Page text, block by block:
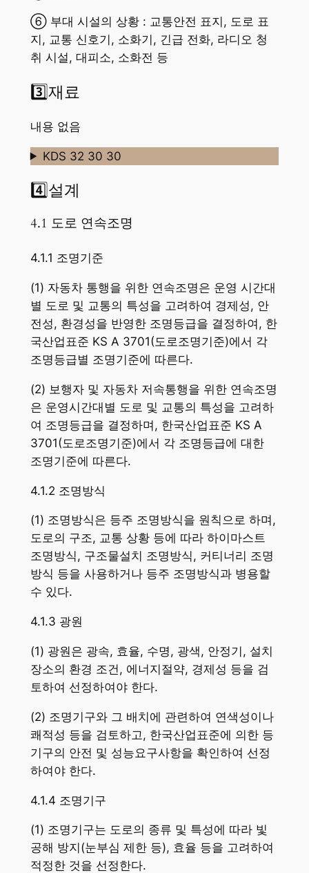
⑥ 부대 시설의 상황 : 교통안전 표지, 도로 표
지, 교통 신호기, 소화기, 긴급 전화, 라디오 청
취 시설, 대피소, 소화전 등
3️⃣재료
내용 없음
KDS 32 30 30
4️⃣설계
4.1 도로 연속조명
4.1.1 조명기준
(1) 자동차 통행을 위한 연속조명은 운영 시간대
별 도로 및 교통의 특성을 고려하여 경제성, 안
전성, 환경성을 반영한 조명등급을 결정하여, 한
국산업표준 KS A 3701(도로조명기준)에서 각
조명등급별 조명기준에 따른다.
(2) 보행자 및 자동차 저속통행을 위한 연속조명
은 운영시간대별 도로 및 교통의 특성을 고려하
여 조명등급을 결정하며, 한국산업표준 KS A
3701(도로조명기준)에서 각 조명등급에 대한
조명기준에 따른다.
4.1.2 조명방식
(1) 조명방식은 등주 조명방식을 원칙으로 하며,
도로의 구조, 교통 상황 등에 따라 하이마스트
조명방식, 구조물설치 조명방식, 커티너리 조명
방식 등을 사용하거나 등주 조명방식과 병용할
수 있다.
4.1.3 광원
(1) 광원은 광속, 효율, 수명, 광색, 안정기, 설치
장소의 환경 조건, 에너지절약, 경제성 등을 검
토하여 선정하여야 한다.
(2) 조명기구와 그 배치에 관련하여 연색성이나
쾌적성 등을 검토하고, 한국산업표준에 의한 등
기구의 안전 및 성능요구사항을 확인하여 선정
하여야 한다.
4.1.4 조명기구
(1) 조명기구는 도로의 종류 및 특성에 따라 빛
공해 방지(눈부심 제한 등), 효율 등을 고려하여
적정한 것을 선정한다.